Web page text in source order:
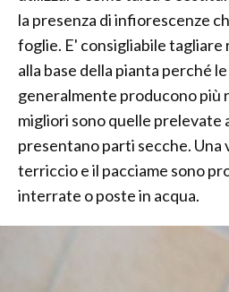
la presenza di infiorescenze
foglie. E' consigliabile tagliare
alla base della pianta perché
generalmente producono più
migliori sono quelle prelevate
presentano parti secche. Una
terriccio e il pacciame sono
interrate o poste in acqua.